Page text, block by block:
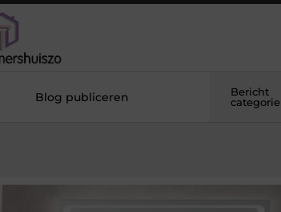
Blog publiceren
Bericht
categorie